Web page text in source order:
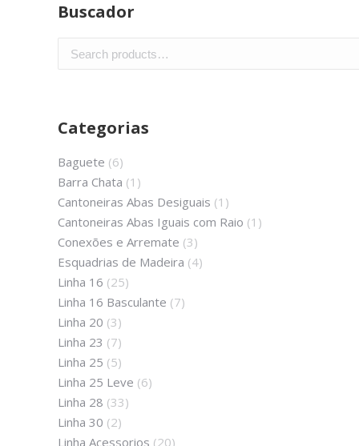
Buscador
Categorias
Baguete (6)
Barra Chata (1)
Cantoneiras Abas Desiguais (1)
Cantoneiras Abas Iguais com Raio (1)
Conexões e Arremate (3)
Esquadrias de Madeira (4)
Linha 16 (25)
Linha 16 Basculante (7)
Linha 20 (3)
Linha 23 (7)
Linha 25 (5)
Linha 25 Leve (6)
Linha 28 (33)
Linha 30 (2)
Linha Acessorios (20)